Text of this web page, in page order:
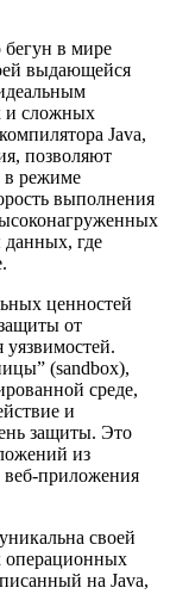
бегун в мире
выдающейся
и сложных
Java,
позволяют
в режиме
выполнения
данных, где
ценностей
от
уязвимостей.
(sandbox),
среде,
и
защиты. Это
из
веб-приложения
своей
операционных
на Java,